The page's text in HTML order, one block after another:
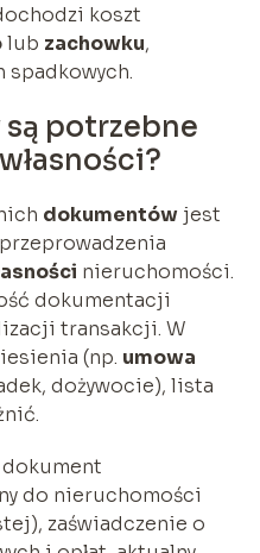
koszt
lub zachowku,
spadkowych.
potrzebne
dokumentówjest
nieruchomości.
dokumentacji
transakcji. W
(np. umowa
dożywocie), lista
dokument
do nieruchomości
zaświadczenie o